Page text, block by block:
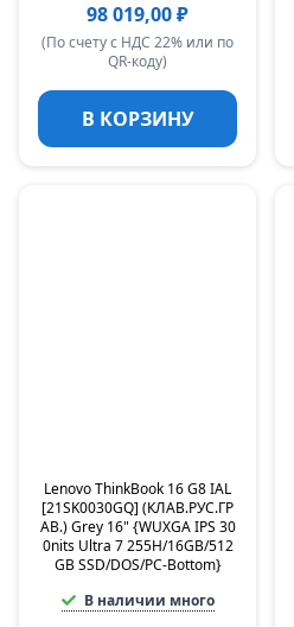
98 019,00 ₽
(По счету с НДС 22% или по
QR-коду)
В КОРЗИНУ
Lenovo ThinkBook 16 G8 IAL
[21SK0030GQ] (КЛАВ.РУС.ГР
АВ.) Grey 16" {WUXGA IPS 30
0nits Ultra 7 255H/16GB/512
GB SSD/DOS/PC-Bottom}
В наличии много